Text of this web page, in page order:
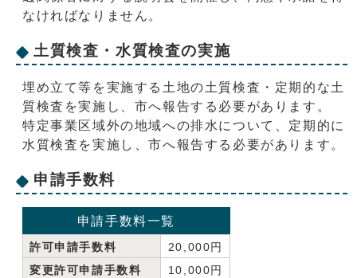
なければなりません。
土質検査・水質検査の実施
埋め立て等を実施する土地の土質検査・定期的な土
質検査を実施し、市へ報告する必要があります。
特定事業区域外の地域への排水について、定期的に
水質検査を実施し、市へ報告する必要があります。
申請手数料
申請手数料一覧
許可申請手数料
20,000円
変更許可申請手数料
10,000円